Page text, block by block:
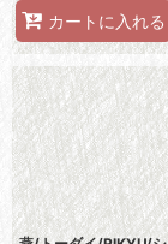
カートに入れる